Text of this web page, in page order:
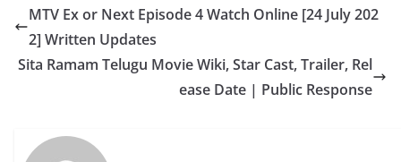
MTV Ex or Next Episode 4 Watch Online [24 July 202
2] Written Updates
Sita Ramam Telugu Movie Wiki, Star Cast, Trailer, Rel
ease Date | Public Response